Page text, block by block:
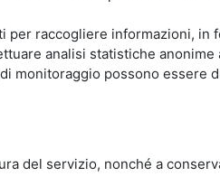
raccogliere informazioni, in
analisi statistiche anonime
monitoraggio possono essere
del servizio, nonché a